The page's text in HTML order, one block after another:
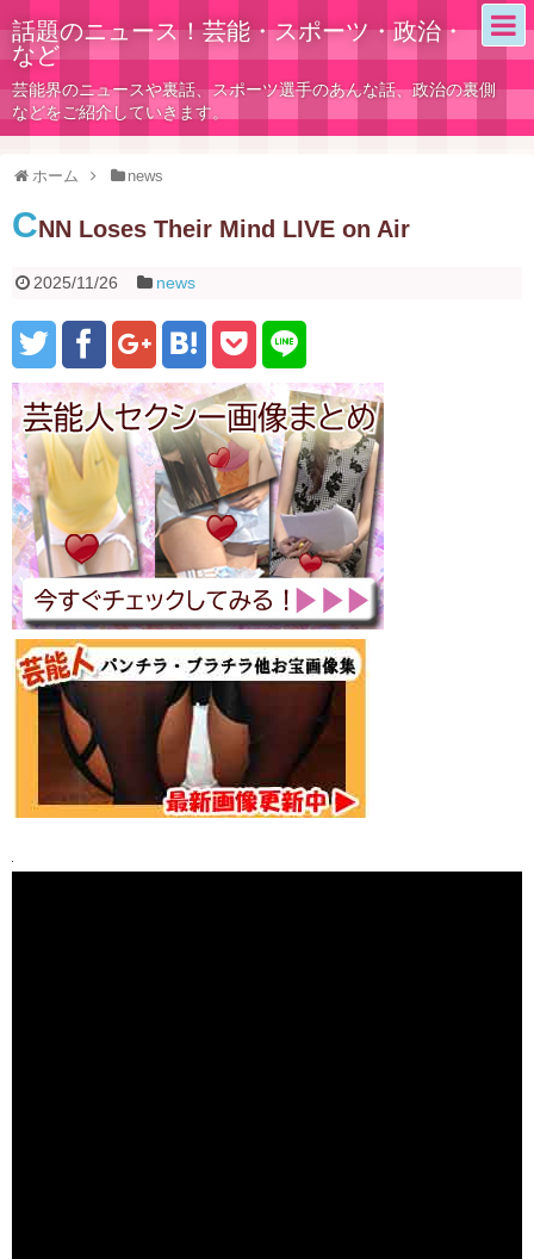
話題のニュース！芸能・スポーツ・政治・
など
芸能界のニュースや裏話、スポーツ選手のあんな話、政治の裏側
などをご紹介していきます。
ホーム news
CNN Loses Their Mind LIVE on Air
2025/11/26 news